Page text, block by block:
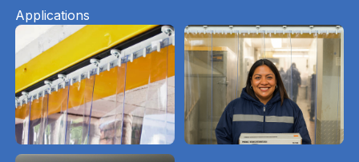
Applications